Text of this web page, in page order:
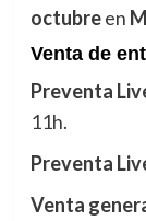
octubreen
Venta de
Preventa
11h.
Preventa
Venta